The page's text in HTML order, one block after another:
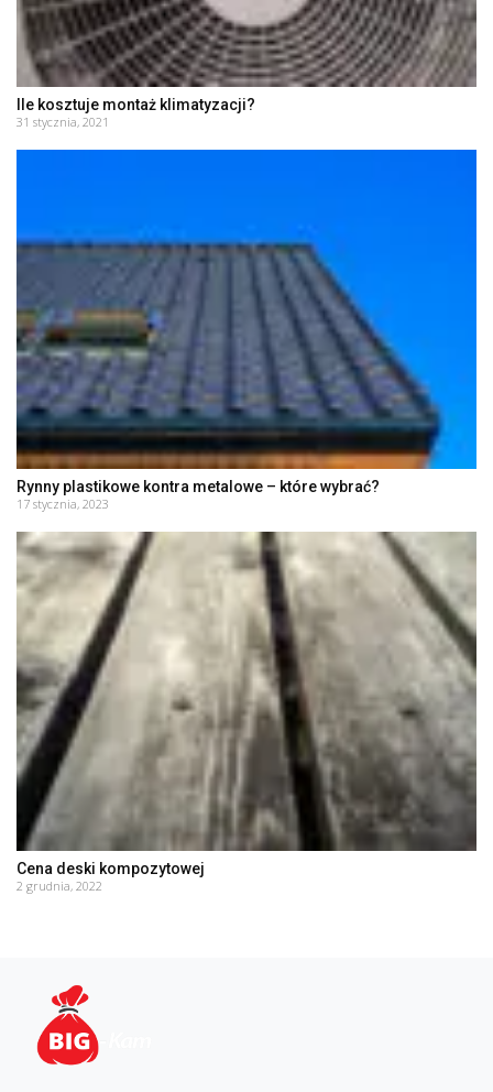
Ile kosztuje montaż klimatyzacji?
31 stycznia, 2021
Rynny plastikowe kontra metalowe – które wybrać?
17 stycznia, 2023
Cena deski kompozytowej
2 grudnia, 2022